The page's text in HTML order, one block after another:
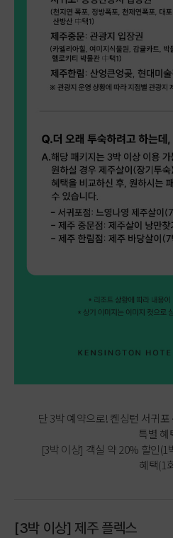
단 3박 예약으로! 켄싱턴 서귀
특별 혜
[3박 이상] 객실 약 20% 할인(1
혜택(1
[3박 이상] 제주 플렉스